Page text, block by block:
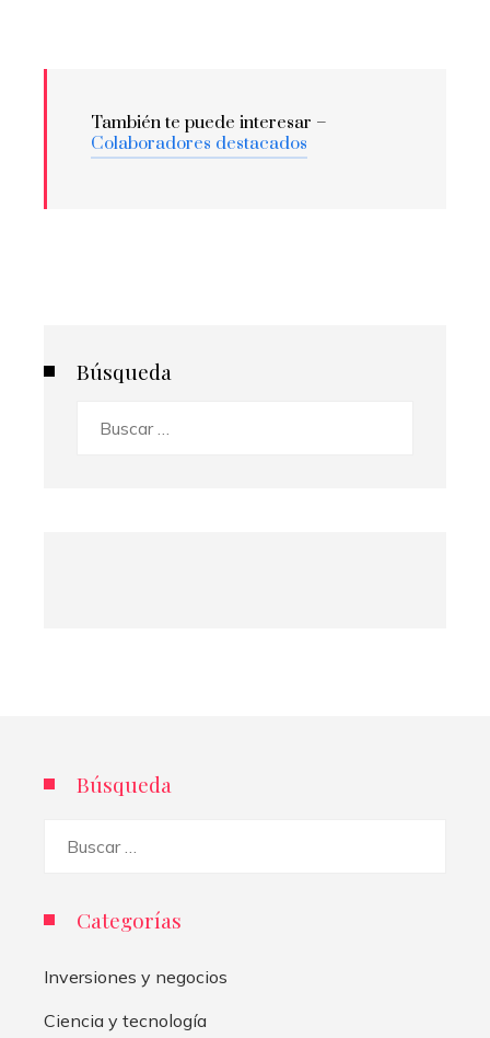
También te puede interesar –
Colaboradores destacados
Búsqueda
Búsqueda
Categorías
Inversiones y negocios
Ciencia y tecnología